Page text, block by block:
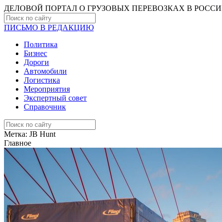
ДЕЛОВОЙ ПОРТАЛ О ГРУЗОВЫХ ПЕРЕВОЗКАХ В
ПИСЬМО В РЕДАКЦИЮ
Политика
Бизнес
Дороги
Автомобили
Логистика
Мероприятия
Экспертный совет
Справочник
Метка: JB Hunt
Главное